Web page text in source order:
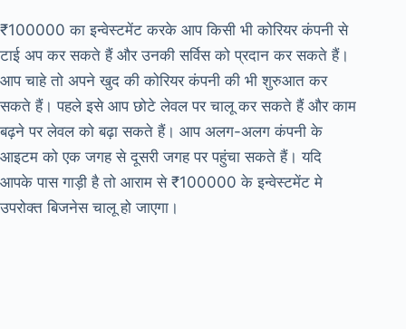
₹100000 का इन्वेस्टमेंट करके आप किसी भी कोरियर कंपनी से
टाई अप कर सकते हैं और उनकी सर्विस को प्रदान कर सकते हैं।
आप चाहे तो अपने खुद की कोरियर कंपनी की भी शुरुआत कर
सकते हैं। पहले इसे आप छोटे लेवल पर चालू कर सकते हैं और काम
बढ़ने पर लेवल को बढ़ा सकते हैं। आप अलग-अलग कंपनी के
आइटम को एक जगह से दूसरी जगह पर पहुंचा सकते हैं। यदि
आपके पास गाड़ी है तो आराम से ₹100000 के इन्वेस्टमेंट मे
उपरोक्त बिजनेस चालू हो जाएगा।